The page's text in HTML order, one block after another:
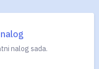
nalog sada.